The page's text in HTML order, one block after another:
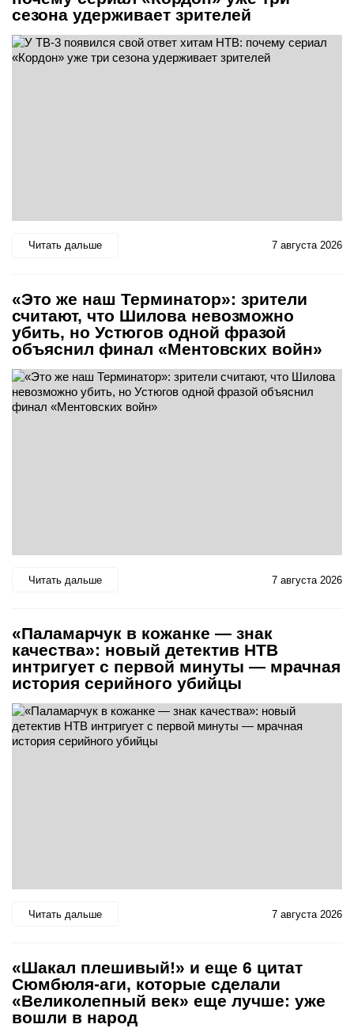
сезона удерживает зрителей
Читать дальше 7 августа 2026
«Это же наш Терминатор»: зрители
считают, что Шилова невозможно
убить, но Устюгов одной фразой
объяснил финал «Ментовских войн»
Читать дальше 7 августа 2026
«Паламарчук в кожанке — знак
качества»: новый детектив НТВ
интригует с первой минуты — мрачная
история серийного убийцы
Читать дальше 7 августа 2026
«Шакал плешивый!» и еще 6 цитат
Сюмбюля-аги, которые сделали
«Великолепный век» еще лучше: уже
вошли в народ